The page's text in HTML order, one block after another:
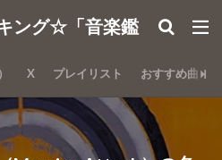
ング☆「音楽鑑
X プレイリスト おすすめ曲
検索